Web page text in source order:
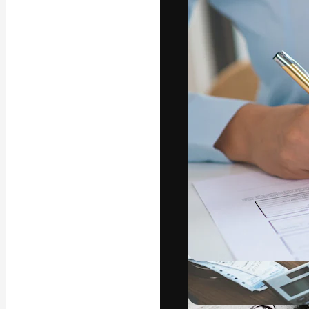
La
migliori lavori.
creativi,
Italiano
Copyright ©